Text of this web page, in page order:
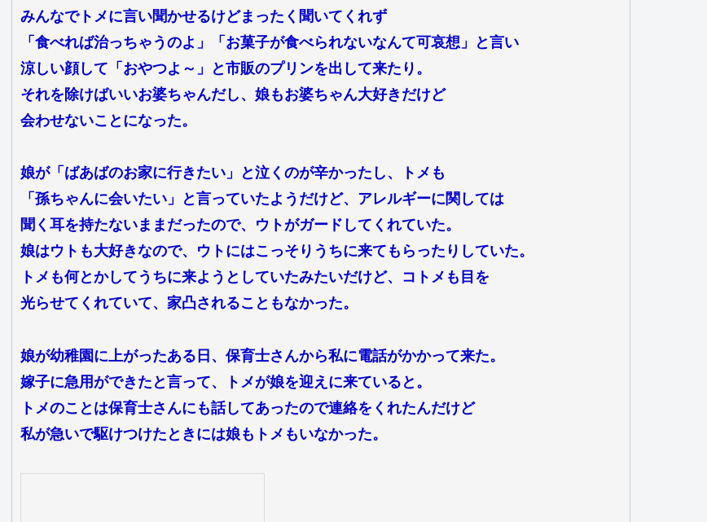
みんなでトメに言い聞かせるけどまったく聞いてくれず
「食べれば治っちゃうのよ」「お菓子が食べられないなんて可哀想」と言い
涼しい顔して「おやつよ～」と市販のプリンを出して来たり。
それを除けばいいお婆ちゃんだし、娘もお婆ちゃん大好きだけど
会わせないことになった。
娘が「ばあばのお家に行きたい」と泣くのが辛かったし、トメも
「孫ちゃんに会いたい」と言っていたようだけど、アレルギーに関しては
聞く耳を持たないままだったので、ウトがガードしてくれていた。
娘はウトも大好きなので、ウトにはこっそりうちに来てもらったりしていた。
トメも何とかしてうちに来ようとしていたみたいだけど、コトメも目を
光らせてくれていて、家凸されることもなかった。
娘が幼稚園に上がったある日、保育士さんから私に電話がかかって来た。
嫁子に急用ができたと言って、トメが娘を迎えに来ていると。
トメのことは保育士さんにも話してあったので連絡をくれたんだけど
私が急いで駆けつけたときには娘もトメもいなかった。